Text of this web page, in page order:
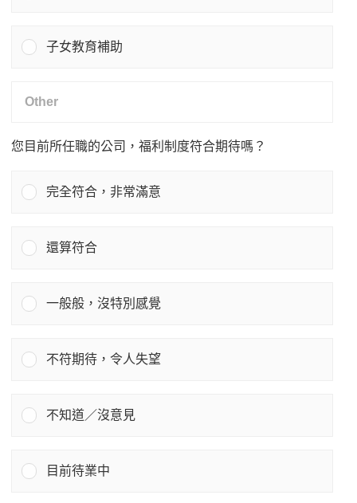
子女教育補助
您目前所任職的公司，福利制度符合期待嗎？
完全符合，非常滿意
還算符合
一般般，沒特別感覺
不符期待，令人失望
不知道／沒意見
目前待業中